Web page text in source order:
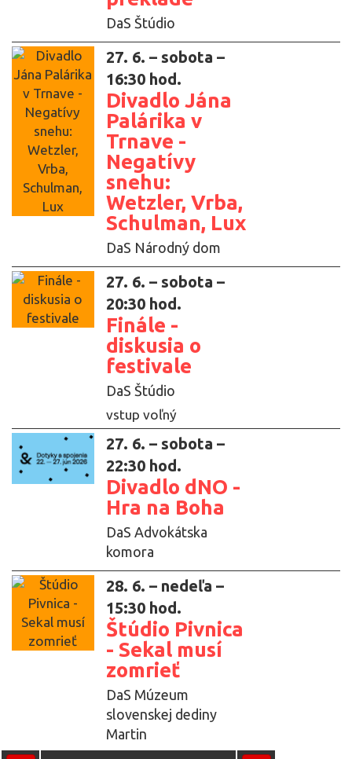
DaS Štúdio
27. 6. – sobota –
16:30 hod.
Divadlo Jána
Palárika v
Trnave -
Negatívy
snehu:
Wetzler, Vrba,
Schulman, Lux
DaS Národný dom
27. 6. – sobota –
20:30 hod.
Finále -
diskusia o
festivale
DaS Štúdio
vstup voľný
27. 6. – sobota –
22:30 hod.
Divadlo dNO -
Hra na Boha
DaS Advokátska
komora
28. 6. – nedeľa –
15:30 hod.
Štúdio Pivnica
- Sekal musí
zomrieť
DaS Múzeum
slovenskej dediny
Martin